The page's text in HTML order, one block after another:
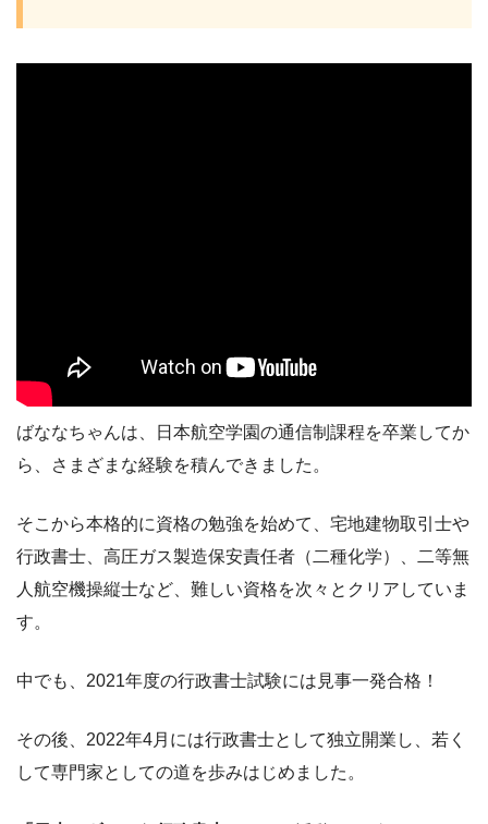
ばななちゃんは、日本航空学園の通信制課程を卒業してか
ら、さまざまな経験を積んできました。
そこから本格的に資格の勉強を始めて、宅地建物取引士や
行政書士、高圧ガス製造保安責任者（二種化学）、二等無
人航空機操縦士など、難しい資格を次々とクリアしていま
す。
中でも、2021年度の行政書士試験には見事一発合格！
その後、2022年4月には行政書士として独立開業し、若く
して専門家としての道を歩みはじめました。